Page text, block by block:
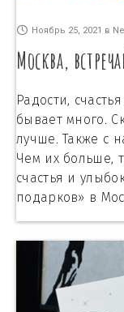
Ноябрь 25, 2021 в
Москва,
Радости,
бывает много.
лучше. Также с
Чем их больше,
счастья и
подарков» в